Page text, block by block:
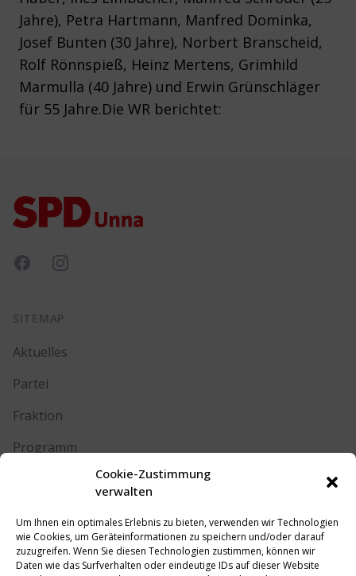
Cookie-Zustimmung
verwalten
Um Ihnen ein optimales Erlebnis zu bieten, verwenden wir Technologien
wie Cookies, um Geräteinformationen zu speichern und/oder darauf
zuzugreifen. Wenn Sie diesen Technologien zustimmen, können wir
Daten wie das Surfverhalten oder eindeutige IDs auf dieser Website
Jahre), Petra Hartmann, Manfred Dominka,
Josef Bunten (30 Jahre), Norbert Branscheid,
Rolf Rönnspieß, Heinz Mertens, Grimhild
Marmulla (40 Jahre) und Erwin Grünschläger
für 55 Jahre.Die WR berichtet:
FacebookInstagram
SITEMAP
Aktuelles
Partei
Fraktion
Programm
RECHTLICHES
Impressum